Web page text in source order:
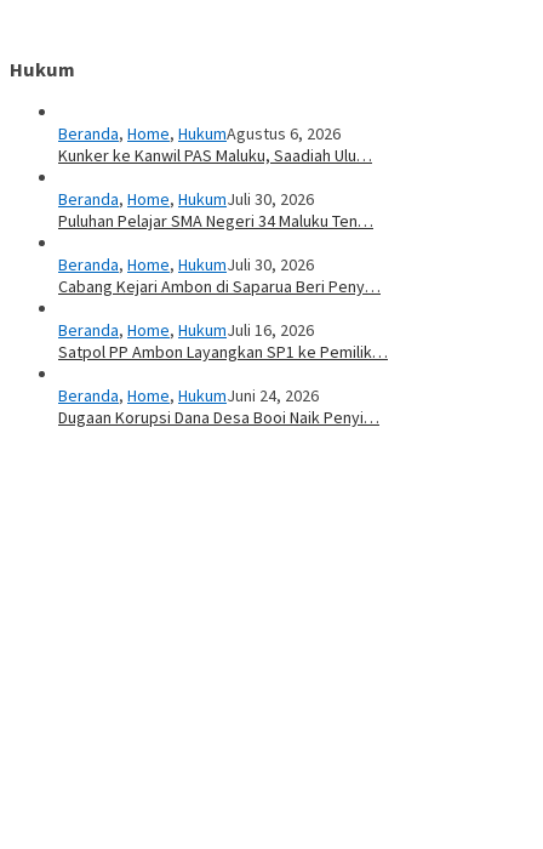
Hukum
Beranda, Home, HukumAgustus 6, 2026
Kunker ke Kanwil PAS Maluku, Saadiah Ulu…
Beranda, Home, HukumJuli 30, 2026
Puluhan Pelajar SMA Negeri 34 Maluku Ten…
Beranda, Home, HukumJuli 30, 2026
Cabang Kejari Ambon di Saparua Beri Peny…
Beranda, Home, HukumJuli 16, 2026
Satpol PP Ambon Layangkan SP1 ke Pemilik…
Beranda, Home, HukumJuni 24, 2026
Dugaan Korupsi Dana Desa Booi Naik Penyi…